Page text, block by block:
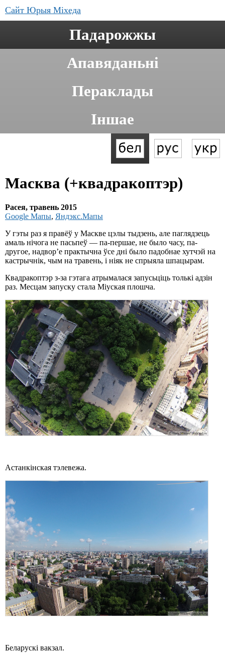
Сайт Юрыя Міхеда
Падарожжы
Апавяданьні
Пераклады
Іншае
Масква (+квадракоптэр)
Расея, травень 2015
Google Мапы, Яндэкс.Мапы
У гэты раз я правёў у Маскве цэлы тыдзень, але паглядзець
амаль нічога не пасьпеў — па-першае, не было часу, па-
другое, надвор’е практычна ўсе дні было падобнае хутчэй на
кастрычнік, чым на травень, і ніяк не спрыяла шпацырам.
Квадракоптэр з-за гэтага атрымалася запусьціць толькі адзін
раз. Месцам запуску стала Міуская плошча.
Астанкінская тэлевежа.
Беларускі вакзал.